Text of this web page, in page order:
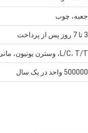
جعبه، چوب
3 تا 7 روز پس از پرداخت
L/C، T/T، وسترن یونیون، مانی گرام
500000 واحد در یک سال